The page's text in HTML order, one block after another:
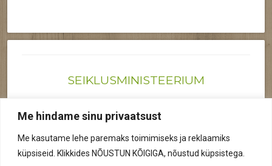
Me hindame sinu privaatsust
Me kasutame lehe paremaks toimimiseks ja reklaamiks
küpsiseid. Klikkides NÕUSTUN KÕIGIGA, nõustud küpsistega.
SEIKLUSMINISTEERIUM
Reg nr: 12041719
Privaatsuspoliitika